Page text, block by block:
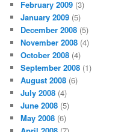
February 2009 (3)
January 2009 (5)
December 2008 (5)
November 2008 (4)
October 2008 (4)
September 2008 (1)
August 2008 (6)
July 2008 (4)
June 2008 (5)
May 2008 (6)